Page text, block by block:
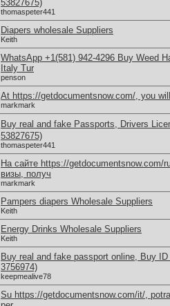
53827675)
thomaspeter441
Diapers wholesale Suppliers
Keith
WhatsApp +1(581) 942-4296 Buy Weed
Italy Tur
penson
At https://getdocumentsnow.com/, you
markmark
Buy real and fake Passports, Drivers
53827675)
thomaspeter441
На сайте https://getdocumentsnow.com/
визы, получ
markmark
Pampers diapers Wholesale Suppliers
Keith
Energy Drinks Wholesale Suppliers
Keith
Buy real and fake passport online, Buy
3756974)
keepmealive78
Su https://getdocumentsnow.com/it/,